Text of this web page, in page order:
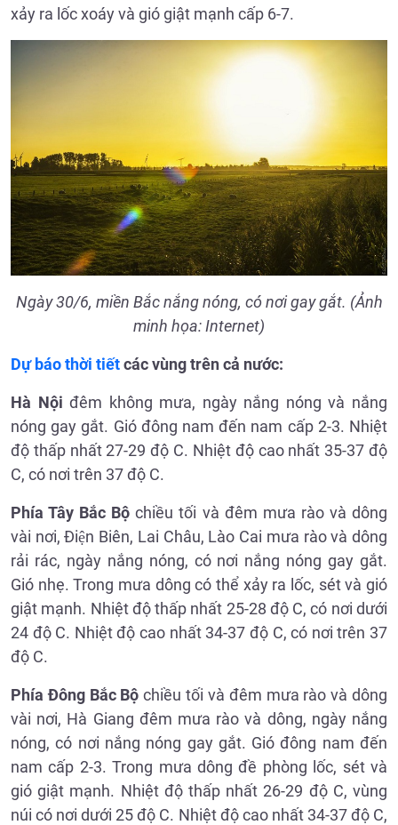
xảy ra lốc xoáy và gió giật mạnh cấp 6-7.
Ngày 30/6, miền Bắc nắng nóng, có nơi gay gắt. (Ảnh
minh họa: Internet)
Dự báo thời tiếtcác vùng trên cả nước:
Hà Nội đêm không mưa, ngày nắng nóng và nắng
nóng gay gắt. Gió đông nam đến nam cấp 2-3. Nhiệt
độ thấp nhất 27-29 độ C. Nhiệt độ cao nhất 35-37 độ
C, có nơi trên 37 độ C.
Phía Tây Bắc Bộ chiều tối và đêm mưa rào và dông
vài nơi, Điện Biên, Lai Châu, Lào Cai mưa rào và dông
rải rác, ngày nắng nóng, có nơi nắng nóng gay gắt.
Gió nhẹ. Trong mưa dông có thể xảy ra lốc, sét và gió
giật mạnh. Nhiệt độ thấp nhất 25-28 độ C, có nơi dưới
24 độ C. Nhiệt độ cao nhất 34-37 độ C, có nơi trên 37
độ C.
Phía Đông Bắc Bộ chiều tối và đêm mưa rào và dông
vài nơi, Hà Giang đêm mưa rào và dông, ngày nắng
nóng, có nơi nắng nóng gay gắt. Gió đông nam đến
nam cấp 2-3. Trong mưa dông đề phòng lốc, sét và
gió giật mạnh. Nhiệt độ thấp nhất 26-29 độ C, vùng
núi có nơi dưới 25 độ C. Nhiệt độ cao nhất 34-37 độ C,